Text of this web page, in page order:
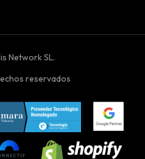
Network SL.
reservados